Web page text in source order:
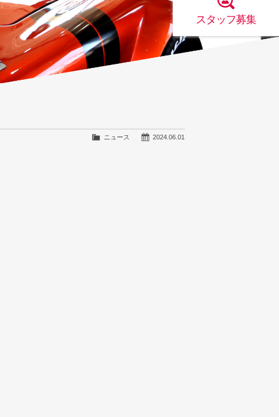
スタッフ募集
2024.06.01
ニュース